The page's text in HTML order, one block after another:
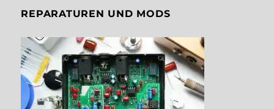
REPARATUREN UND MODS